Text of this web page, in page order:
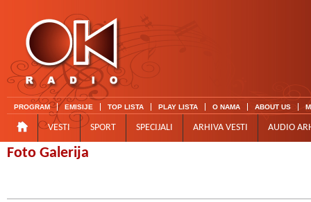
PROGRAM EMISIJE TOP LISTA PLAY LISTA O NAMA ABOUT US
VESTI SPORT SPECIJALI ARHIVA VESTI AUDIO
Foto Galerija